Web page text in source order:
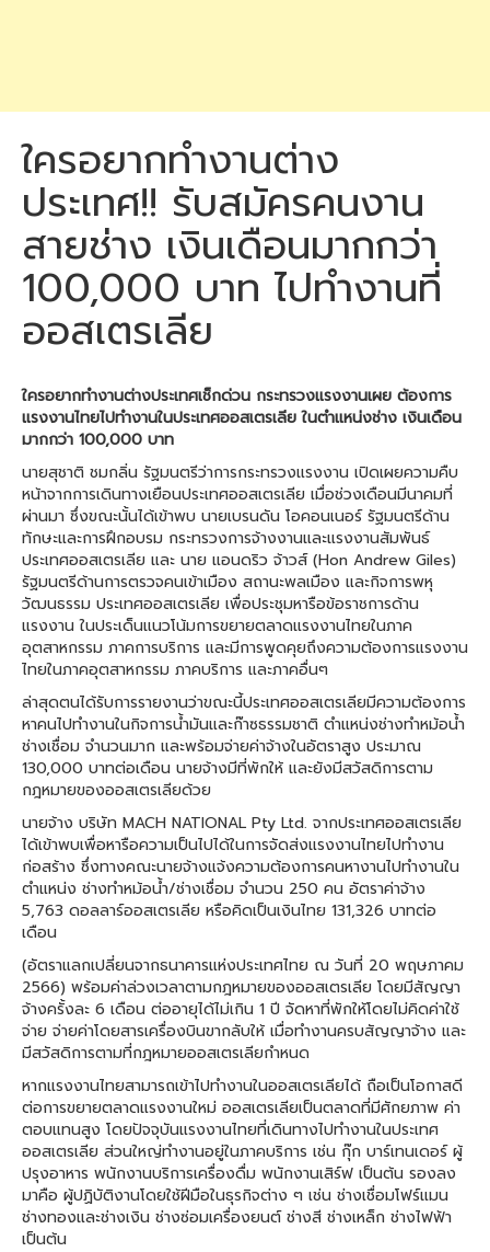
ใครอยากทำงานต่าง
ประเทศ!! รับสมัครคนงาน
สายช่าง เงินเดือนมากกว่า
100,000 บาท ไปทำงานที่
ออสเตรเลีย
ใครอยากทำงานต่างประเทศเช็กด่วน กระทรวงแรงงานเผย ต้องการ
แรงงานไทยไปทำงานในประเทศออสเตรเลีย ในตำแหน่งช่าง เงินเดือน
มากกว่า 100,000 บาท
นายสุชาติ ชมกลิ่น รัฐมนตรีว่าการกระทรวงแรงงาน เปิดเผยความคืบ
หน้าจากการเดินทางเยือนประเทศออสเตรเลีย เมื่อช่วงเดือนมีนาคมที่
ผ่านมา ซึ่งขณะนั้นได้เข้าพบ นายเบรนดัน โอคอนเนอร์ รัฐมนตรีด้าน
ทักษะและการฝึกอบรม กระทรวงการจ้างงานและแรงงานสัมพันธ์
ประเทศออสเตรเลีย และ นาย แอนดริว จ้าวส์ (Hon Andrew Giles)
รัฐมนตรีด้านการตรวจคนเข้าเมือง สถานะพลเมือง และกิจการพหุ
วัฒนธรรม ประเทศออสเตรเลีย เพื่อประชุมหารือข้อราชการด้าน
แรงงาน ในประเด็นแนวโน้มการขยายตลาดแรงงานไทยในภาค
อุตสาหกรรม ภาคการบริการ และมีการพูดคุยถึงความต้องการแรงงาน
ไทยในภาคอุตสาหกรรม ภาคบริการ และภาคอื่นๆ
ล่าสุดตนได้รับการรายงานว่าขณะนี้ประเทศออสเตรเลียมีความต้องการ
หาคนไปทำงานในกิจการน้ำมันและก๊าซธรรมชาติ ตำแหน่งช่างทำหม้อน้ำ
ช่างเชื่อม จำนวนมาก และพร้อมจ่ายค่าจ้างในอัตราสูง ประมาณ
130,000 บาทต่อเดือน นายจ้างมีที่พักให้ และยังมีสวัสดิการตาม
กฎหมายของออสเตรเลียด้วย
นายจ้าง บริษัท MACH NATIONAL Pty Ltd. จากประเทศออสเตรเลีย
ได้เข้าพบเพื่อหารือความเป็นไปได้ในการจัดส่งแรงงานไทยไปทำงาน
ก่อสร้าง ซึ่งทางคณะนายจ้างแจ้งความต้องการคนหางานไปทำงานใน
ตำแหน่ง ช่างทำหม้อน้ำ/ช่างเชื่อม จำนวน 250 คน อัตราค่าจ้าง
5,763 ดอลลาร์ออสเตรเลีย หรือคิดเป็นเงินไทย 131,326 บาทต่อ
เดือน
(อัตราแลกเปลี่ยนจากธนาคารแห่งประเทศไทย ณ วันที่ 20 พฤษภาคม
2566) พร้อมค่าล่วงเวลาตามกฎหมายของออสเตรเลีย โดยมีสัญญา
จ้างครั้งละ 6 เดือน ต่ออายุได้ไม่เกิน 1 ปี จัดหาที่พักให้โดยไม่คิดค่าใช้
จ่าย จ่ายค่าโดยสารเครื่องบินขากลับให้ เมื่อทำงานครบสัญญาจ้าง และ
มีสวัสดิการตามที่กฎหมายออสเตรเลียกำหนด
หากแรงงานไทยสามารถเข้าไปทำงานในออสเตรเลียได้ ถือเป็นโอกาสดี
ต่อการขยายตลาดแรงงานใหม่ ออสเตรเลียเป็นตลาดที่มีศักยภาพ ค่า
ตอบแทนสูง โดยปัจจุบันแรงงานไทยที่เดินทางไปทำงานในประเทศ
ออสเตรเลีย ส่วนใหญ่ทำงานอยู่ในภาคบริการ เช่น กุ๊ก บาร์เทนเดอร์ ผู้
ปรุงอาหาร พนักงานบริการเครื่องดื่ม พนักงานเสิร์ฟ เป็นต้น รองลง
มาคือ ผู้ปฏิบัติงานโดยใช้ฝีมือในธุรกิจต่าง ๆ เช่น ช่างเชื่อมโฟร์แมน
ช่างทองและช่างเงิน ช่างซ่อมเครื่องยนต์ ช่างสี ช่างเหล็ก ช่างไฟฟ้า
เป็นต้น